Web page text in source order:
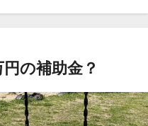
の補助金？